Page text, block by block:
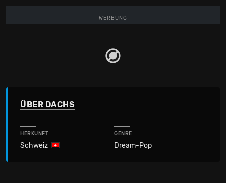
WERBUNG
ÜBER DACHS
HERKUNFT
Schweiz
GENRE
Dream-Pop